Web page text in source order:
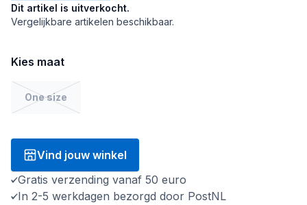
Dit artikel is uitverkocht.
Vergelijkbare artikelen beschikbaar.
Kies maat
One size
Vind jouw winkel
Gratis verzending vanaf 50 euro
In 2-5 werkdagen bezorgd door PostNL